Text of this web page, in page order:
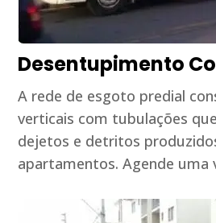
Desentupimento
A rede de esgoto predial
verticais com tubulações
dejetos e detritos
apartamentos. Agende uma